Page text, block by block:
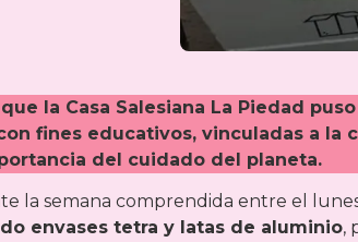
la Casa Salesiana La Piedad
fines educativos, vinculadas a la
del cuidado del planeta.
la semana comprendida entre el
envases tetra y latas de aluminio,